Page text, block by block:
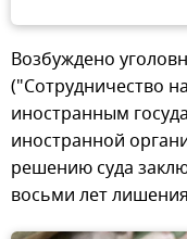
Возбуждено
("Сотрудничество
иностранным
иностранной
решению суда
восьми лет